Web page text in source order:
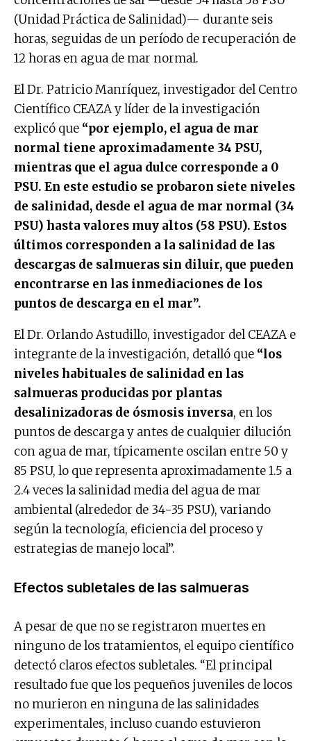
(Unidad Práctica de Salinidad)— durante seis
horas, seguidas de un período de recuperación de
12 horas en agua de mar normal.
El Dr. Patricio Manríquez, investigador del Centro
Científico CEAZA y líder de la investigación
explicó que “por ejemplo, el agua de mar
normal tiene aproximadamente 34 PSU,
mientras que el agua dulce corresponde a 0
PSU. En este estudio se probaron siete niveles
de salinidad, desde el agua de mar normal (34
PSU) hasta valores muy altos (58 PSU). Estos
últimos corresponden a la salinidad de las
descargas de salmueras sin diluir, que pueden
encontrarse en las inmediaciones de los
puntos de descarga en el mar”.
El Dr. Orlando Astudillo, investigador del CEAZA e
integrante de la investigación, detalló que “los
niveles habituales de salinidad en las
salmueras producidas por plantas
desalinizadoras de ósmosis inversa, en los
puntos de descarga y antes de cualquier dilución
con agua de mar, típicamente oscilan entre 50 y
85 PSU, lo que representa aproximadamente 1.5 a
2.4 veces la salinidad media del agua de mar
ambiental (alrededor de 34-35 PSU), variando
según la tecnología, eficiencia del proceso y
estrategias de manejo local”.
Efectos subletales de las salmueras
A pesar de que no se registraron muertes en
ninguno de los tratamientos, el equipo científico
detectó claros efectos subletales. “El principal
resultado fue que los pequeños juveniles de locos
no murieron en ninguna de las salinidades
experimentales, incluso cuando estuvieron